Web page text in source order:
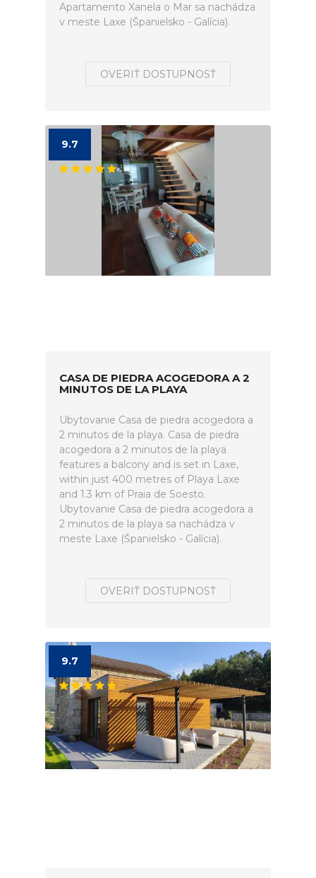
Apartamento Xanela o Mar sa nachádza
v meste Laxe (Španielsko - Galícia).
OVERIŤ DOSTUPNOSŤ
9.7
CASA DE PIEDRA ACOGEDORA A 2
MINUTOS DE LA PLAYA
Ubytovanie Casa de piedra acogedora a
2 minutos de la playa. Casa de piedra
acogedora a 2 minutos de la playa
features a balcony and is set in Laxe,
within just 400 metres of Playa Laxe
and 1.3 km of Praia de Soesto.
Ubytovanie Casa de piedra acogedora a
2 minutos de la playa sa nachádza v
meste Laxe (Španielsko - Galícia).
OVERIŤ DOSTUPNOSŤ
9.7